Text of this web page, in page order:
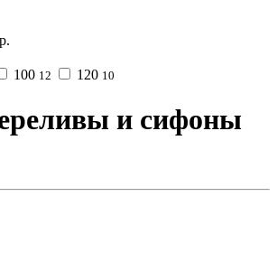
р.
100 12 120 10
и сифоны